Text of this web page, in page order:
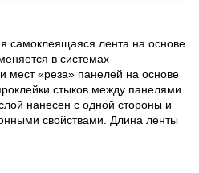
самоклеящаяся лента на основе
в системах
мест «реза» панелей на основе
стыков между панелями
нанесен с одной стороны и
свойствами. Длина ленты